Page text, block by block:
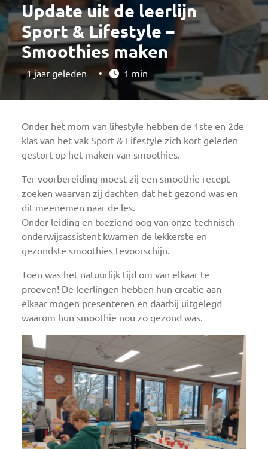
Update uit de leerlijn
Sport & Lifestyle –
Smoothies maken
1 jaar geleden • 1 min
Onder het mom van lifestyle hebben de 1ste en 2de
klas van het vak Sport & Lifestyle zich kort geleden
gestort op het maken van smoothies.
Ter voorbereiding moest zij een smoothie recept
zoeken waarvan zij dachten dat het gezond was en
dit meenemen naar de les.
Onder leiding en toeziend oog van onze technisch
onderwijsassistent kwamen de lekkerste en
gezondste smoothies tevoorschijn.
Toen was het natuurlijk tijd om van elkaar te
proeven! De leerlingen hebben hun creatie aan
elkaar mogen presenteren en daarbij uitgelegd
waarom hun smoothie nou zo gezond was.